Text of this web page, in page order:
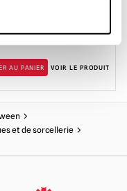
- Orange Ooze
AU PANIER VOIR LE PRODUIT
et de sorcellerie